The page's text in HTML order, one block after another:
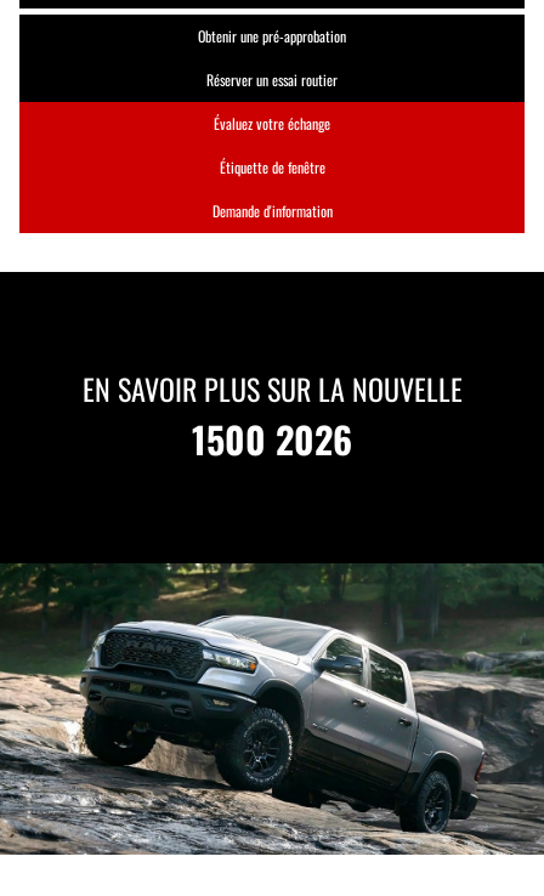
Obtenir une pré-approbation
Réserver un essai routier
Évaluez votre échange
Étiquette de fenêtre
Demande d'information
EN SAVOIR PLUS SUR LA NOUVELLE
1500 2026